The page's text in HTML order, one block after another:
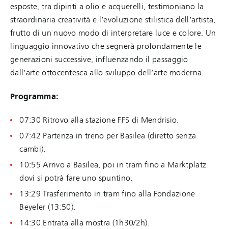
esposte, tra dipinti a olio e acquerelli, testimoniano la
straordinaria creatività e l’evoluzione stilistica dell’artista,
frutto di un nuovo modo di interpretare luce e colore. Un
linguaggio innovativo che segnerà profondamente le
generazioni successive, influenzando il passaggio
dall’arte ottocentesca allo sviluppo dell’arte moderna.
Programma:
07:30 Ritrovo alla stazione FFS di Mendrisio.
07:42 Partenza in treno per Basilea (diretto senza
cambi).
10:55 Arrivo a Basilea, poi in tram fino a Marktplatz
dovi si potrà fare uno spuntino.
13:29 Trasferimento in tram fino alla Fondazione
Beyeler (13:50).
14:30 Entrata alla mostra (1h30/2h).